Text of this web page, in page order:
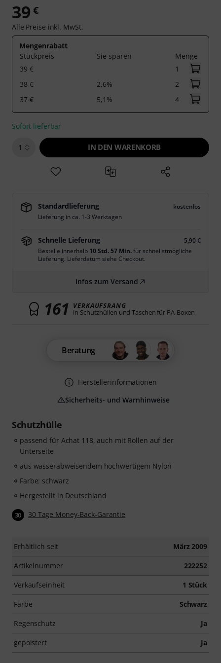
Schutzhülle
passend für Achat 118, auch mit Rollen auf der
Unterseite
aus wasserabweisendem hochwertigem Nylon
Farbe: schwarz
Hergestellt in Deutschland
30 30 Tage Money-Back-Garantie
Erhältlich seit März 2009
Artikelnummer 222252
Verkaufseinheit 1 Stück
Farbe Schwarz
Regenschutz Ja
gepolstert Ja
39 €
Alle Preise inkl. MwSt.
Mengenrabatt
Stückpreis
Sie sparen
Menge
39 €
1
38 €
2,6%
2
37 €
5,1% 4
Sofort lieferbar
1 IN DEN WARENKORB
Standardlieferung
kostenlos
Lieferung in ca. 1-3 Werktagen
Schnelle Lieferung
5,90 €
Bestelle innerhalb 10 Std. 57 Min.für schnellstmögliche
Lieferung. Lieferdatum siehe Checkout.
Infos zum Versand
161 VERKAUFSRANG
in Schutzhüllen und Taschen für PA-Boxen
Beratung
Herstellerinformationen
Sicherheits- und Warnhinweise